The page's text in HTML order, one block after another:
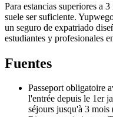
Para estancias superiores a
suele ser suficiente.
un seguro de expatriado
estudiantes y profesionales
Fuentes
Passeport obligatoire
l'entrée depuis le 1er
séjours jusqu'à 3